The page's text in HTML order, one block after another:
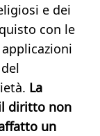
e dei
con le
La
diritto non
un